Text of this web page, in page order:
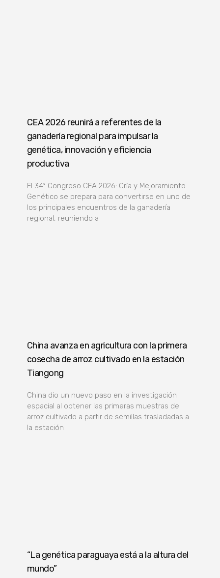
CEA 2026 reunirá a referentes de la
ganadería regional para impulsar la
genética, innovación y eficiencia
productiva
El 34º Congreso CEA 2026: Cría y Mejoramiento
Genético se prepara para convertirse en uno de
los principales encuentros de la ganadería
regional, reuniendo a
China avanza en agricultura con la primera
cosecha de arroz cultivado en la estación
Tiangong
China dio un nuevo paso en la investigación
espacial al obtener las primeras muestras de
arroz cultivado a partir de semillas trasladadas a
la estación
“La genética paraguaya está a la altura del
mundo”